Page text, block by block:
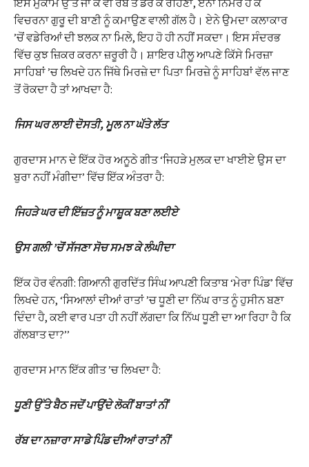
ਇਸ ਮੁਕਾਮ ਉੱਤੇ ਜਾ ਕੇ ਵੀ ਰੱਬ ਤੋਂ ਡਰ ਕੇ ਰਹਿਣਾ, ਏਨਾ ਨਿਮਰ ਹੋ ਕੇ
ਵਿਚਰਨਾ ਗੁਰੂ ਦੀ ਬਾਣੀ ਨੂੰ ਕਮਾਉਣ ਵਾਲੀ ਗੱਲ ਹੈ। ਏਨੇ ਉਮਦਾ ਕਲਾਕਾਰ
’ਚੋਂ ਵਡੇਰਿਆਂ ਦੀ ਝਲਕ ਨਾ ਮਿਲੇ, ਇਹ ਹੋ ਹੀ ਨਹੀਂ ਸਕਦਾ। ਇਸ ਸੰਦਰਭ
ਵਿੱਚ ਕੁਝ ਜ਼ਿਕਰ ਕਰਨਾ ਜ਼ਰੂਰੀ ਹੈ। ਸ਼ਾਇਰ ਪੀਲੂ ਆਪਣੇ ਕਿੱਸੇ ਮਿਰਜ਼ਾ
ਸਾਹਿਬਾਂ ’ਚ ਲਿਖਦੇ ਹਨ ਜਿੱਥੇ ਮਿਰਜ਼ੇ ਦਾ ਪਿਤਾ ਮਿਰਜ਼ੇ ਨੂੰ ਸਾਹਿਬਾਂ ਵੱਲ ਜਾਣ
ਤੋਂ ਰੋਕਦਾ ਹੈ ਤਾਂ ਆਖਦਾ ਹੈ:
ਜਿਸ ਘਰ ਲਾਈ ਦੋਸਤੀ, ਮੂਲ ਨਾ ਘੱਤੇ ਲੱਤ
ਗੁਰਦਾਸ ਮਾਨ ਦੇ ਇੱਕ ਹੋਰ ਅਨੂਠੇ ਗੀਤ ‘ਜਿਹੜੇ ਮੁਲਕ ਦਾ ਖਾਈਏ ਉਸ ਦਾ
ਬੁਰਾ ਨਹੀਂ ਮੰਗੀਦਾ’ ਵਿੱਚ ਇੱਕ ਅੰਤਰਾ ਹੈ:
ਜਿਹੜੇ ਘਰ ਦੀ ਇੱਜ਼ਤ ਨੂੰ ਮਾਸ਼ੂਕ ਬਣਾ ਲਈਏ
ਉਸ ਗਲੀ ’ਚੋਂ ਸੱਜਣਾ ਸੋਚ ਸਮਝ ਕੇ ਲੰਘੀਦਾ
ਇੱਕ ਹੋਰ ਵੰਨਗੀ: ਗਿਆਨੀ ਗੁਰਦਿੱਤ ਸਿੰਘ ਆਪਣੀ ਕਿਤਾਬ ‘ਮੇਰਾ ਪਿੰਡ’ ਵਿੱਚ
ਲਿਖਦੇ ਹਨ, ‘ਸਿਆਲਾਂ ਦੀਆਂ ਰਾਤਾਂ ’ਚ ਧੂਣੀ ਦਾ ਨਿੱਘ ਰਾਤ ਨੂੰ ਹੁਸੀਨ ਬਣਾ
ਦਿੰਦਾ ਹੈ, ਕਈ ਵਾਰ ਪਤਾ ਹੀ ਨਹੀਂ ਲੱਗਦਾ ਕਿ ਨਿੱਘ ਧੂਣੀ ਦਾ ਆ ਰਿਹਾ ਹੈ ਕਿ
ਗੱਲਬਾਤ ਦਾ?’’
ਗੁਰਦਾਸ ਮਾਨ ਇੱਕ ਗੀਤ ’ਚ ਲਿਖਦਾ ਹੈ:
ਧੂਣੀ ਉੱਤੇ ਬੈਠ ਜਦੋਂ ਪਾਉਂਦੇ ਲੋਕੀਂ ਬਾਤਾਂ ਨੀਂ
ਰੱਬ ਦਾ ਨਜ਼ਾਰਾ ਸਾਡੇ ਪਿੰਡ ਦੀਆਂ ਰਾਤਾਂ ਨੀਂ